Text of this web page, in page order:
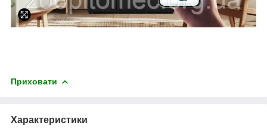
Приховати
Характеристики